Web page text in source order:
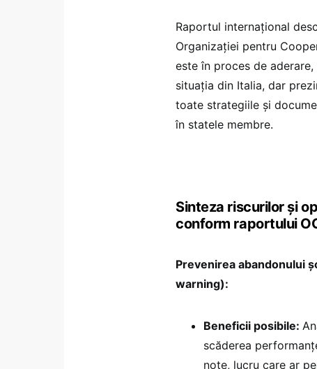
Raportul internațional
Organizației pentru
este în proces de
situația din Italia, dar
toate strategiile și
în statele membre.
Sinteza riscurilor și
conform raportului
Prevenirea abandonului
warning):
Beneficii posibile:
scăderea
note, lucru care ar